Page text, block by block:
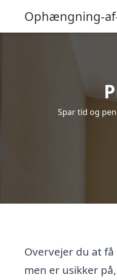
Ophængning-
Spar tid og
Overvejer du at
men er usikker